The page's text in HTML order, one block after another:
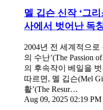
멜 깁슨 신작 ‘그
사에서 벗어난 독
2004년 전 세계적으
의 수난’(The Passion
의 후속작이 베일을
따르면, 멜 깁슨(Mel
활’(The Resur…
Aug 09, 2025 02:19